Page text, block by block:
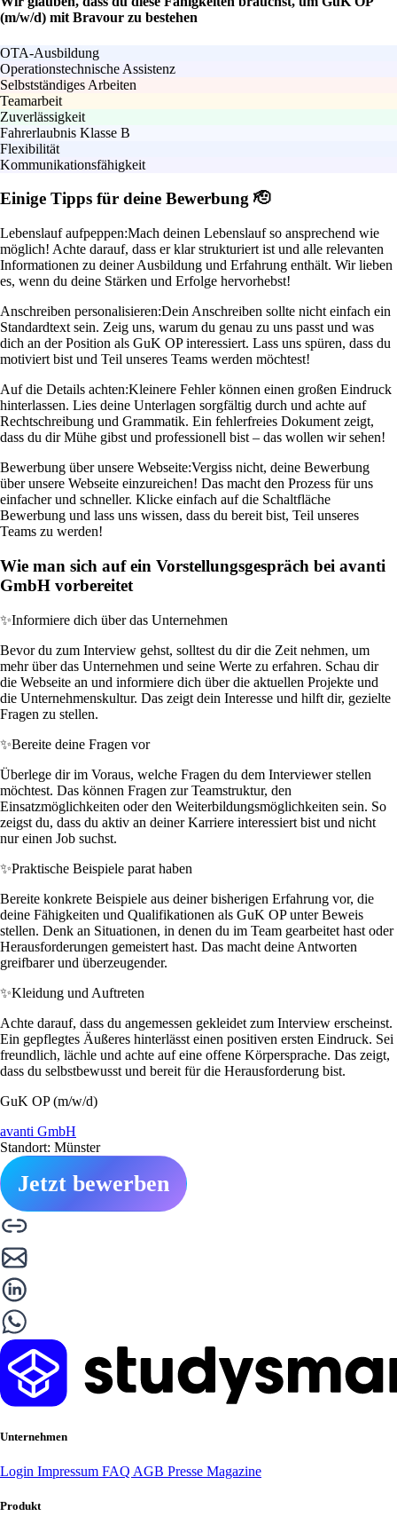
(m/w/d) mit Bravour zu bestehen
OTA-Ausbildung
Operationstechnische Assistenz
Selbstständiges Arbeiten
Teamarbeit
Zuverlässigkeit
Fahrerlaubnis Klasse B
Flexibilität
Kommunikationsfähigkeit
Einige Tipps für deine Bewerbung 🫡
Lebenslauf aufpeppen:Mach deinen Lebenslauf so ansprechend wie
möglich! Achte darauf, dass er klar strukturiert ist und alle relevanten
Informationen zu deiner Ausbildung und Erfahrung enthält. Wir lieben
es, wenn du deine Stärken und Erfolge hervorhebst!
Anschreiben personalisieren:Dein Anschreiben sollte nicht einfach ein
Standardtext sein. Zeig uns, warum du genau zu uns passt und was
dich an der Position als GuK OP interessiert. Lass uns spüren, dass du
motiviert bist und Teil unseres Teams werden möchtest!
Auf die Details achten:Kleinere Fehler können einen großen Eindruck
hinterlassen. Lies deine Unterlagen sorgfältig durch und achte auf
Rechtschreibung und Grammatik. Ein fehlerfreies Dokument zeigt,
dass du dir Mühe gibst und professionell bist – das wollen wir sehen!
Bewerbung über unsere Webseite:Vergiss nicht, deine Bewerbung
über unsere Webseite einzureichen! Das macht den Prozess für uns
einfacher und schneller. Klicke einfach auf die Schaltfläche
Bewerbung und lass uns wissen, dass du bereit bist, Teil unseres
Teams zu werden!
Wie man sich auf ein Vorstellungsgespräch bei avanti
GmbH vorbereitet
✨Informiere dich über das Unternehmen
Bevor du zum Interview gehst, solltest du dir die Zeit nehmen, um
mehr über das Unternehmen und seine Werte zu erfahren. Schau dir
die Webseite an und informiere dich über die aktuellen Projekte und
die Unternehmenskultur. Das zeigt dein Interesse und hilft dir, gezielte
Fragen zu stellen.
✨Bereite deine Fragen vor
Überlege dir im Voraus, welche Fragen du dem Interviewer stellen
möchtest. Das können Fragen zur Teamstruktur, den
Einsatzmöglichkeiten oder den Weiterbildungsmöglichkeiten sein. So
zeigst du, dass du aktiv an deiner Karriere interessiert bist und nicht
nur einen Job suchst.
✨Praktische Beispiele parat haben
Bereite konkrete Beispiele aus deiner bisherigen Erfahrung vor, die
deine Fähigkeiten und Qualifikationen als GuK OP unter Beweis
stellen. Denk an Situationen, in denen du im Team gearbeitet hast oder
Herausforderungen gemeistert hast. Das macht deine Antworten
greifbarer und überzeugender.
✨Kleidung und Auftreten
Achte darauf, dass du angemessen gekleidet zum Interview erscheinst.
Ein gepflegtes Äußeres hinterlässt einen positiven ersten Eindruck. Sei
freundlich, lächle und achte auf eine offene Körpersprache. Das zeigt,
dass du selbstbewusst und bereit für die Herausforderung bist.
GuK OP (m/w/d)
avanti GmbH
Standort: Münster
Jetzt bewerben
Unternehmen
Login Impressum FAQ AGB Presse Magazine
Produkt